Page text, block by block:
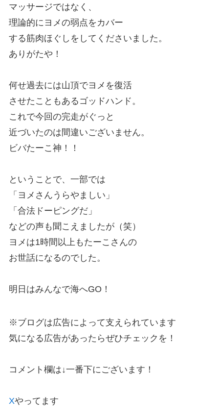
マッサージではなく、
理論的にヨメの弱点をカバー
する筋肉ほぐしをしてくださいました。
ありがたや！
何せ過去には山頂でヨメを復活
させたこともあるゴッドハンド。
これで今回の完走がぐっと
近づいたのは間違いございません。
ビバたーこ神！！
ということで、一部では
「ヨメさんうらやましい」
「合法ドーピングだ」
などの声も聞こえましたが（笑）
ヨメは1時間以上もたーこさんの
お世話になるのでした。
明日はみんなで海へGO！
※ブログは広告によって支えられています
気になる広告があったらぜひチェックを！
コメント欄は↓一番下にございます！
Xやってます